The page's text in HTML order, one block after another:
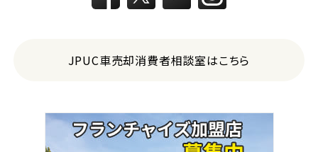
JPUC車売却消費者相談室はこちら